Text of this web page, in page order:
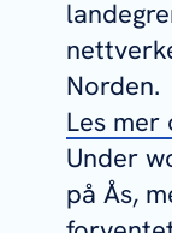
Norden.
Les mer
Under
på Ås,